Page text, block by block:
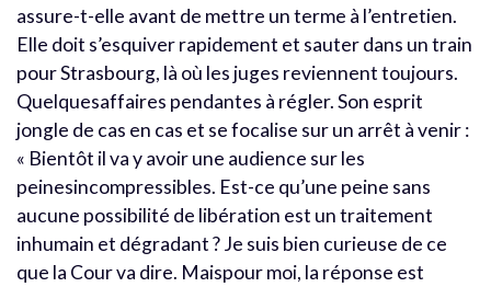
assure-t-elle avant de mettre un terme à l’entretien.
Elle doit s’esquiver rapidement et sauter dans un train
pour Strasbourg, là où les juges reviennent toujours.
Quelquesaffaires pendantes à régler. Son esprit
jongle de cas en cas et se focalise sur un arrêt à venir :
« Bientôt il va y avoir une audience sur les
peinesincompressibles. Est-ce qu’une peine sans
aucune possibilité de libération est un traitement
inhumain et dégradant ? Je suis bien curieuse de ce
que la Cour va dire. Maispour moi, la réponse est